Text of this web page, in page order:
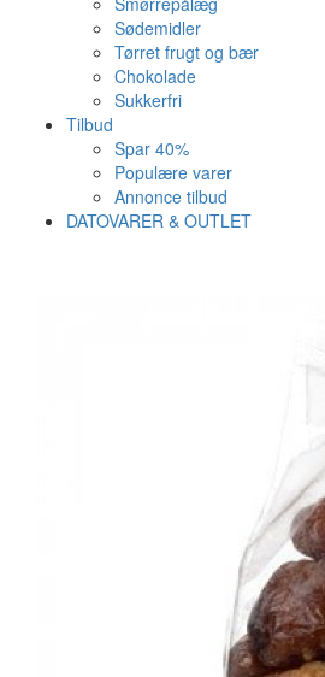
Sødemidler
Tørret frugt og bær
Chokolade
Sukkerfri
Tilbud
Spar 40%
Populære varer
Annonce tilbud
DATOVARER & OUTLET
Vi anbefaler dig